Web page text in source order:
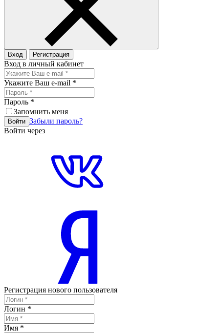
Вход Регистрация
Вход в личный кабинет
Укажите Ваш e-mail *
Пароль *
Запомнить меня
Войти Забыли пароль?
Войти через
Регистрация нового пользователя
Логин *
Имя *